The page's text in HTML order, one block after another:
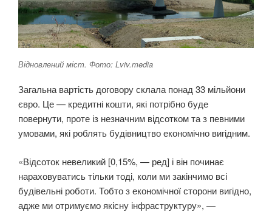
Відновлений міст. Фото: Lviv.media
Загальна вартість договору склала понад 33 мільйони
євро. Це — кредитні кошти, які потрібно буде
повернути, проте із незначним відсотком та з певними
умовами, які роблять будівництво економічно вигідним.
«Відсоток невеликий [0,15%, — ред] і він починає
нараховуватись тільки тоді, коли ми закінчимо всі
будівельні роботи. Тобто з економічної сторони вигідно,
адже ми отримуємо якісну інфраструктуру», —